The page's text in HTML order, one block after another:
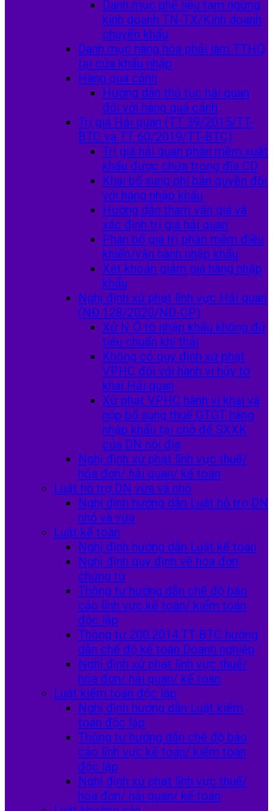
Danh mục phế liệu tạm ngừng
kinh doanh TN-TX/Kinh doanh
chuyển khẩu
Danh mục hàng hóa phải làm TTHQ
tại cửa khẩu nhập
Hàng quá cảnh
Hướng dẫn thủ tục hải quan
đối với hàng quá cảnh
Trị giá Hải quan (TT 39/2015/TT-
BTC và TT 60/2019/TT-BTC)
Trị giá hải quan phần mềm xuất
khẩu được chứa trong đĩa CD
Khai bổ sung phí bản quyền đối
với hàng nhập khẩu
Hướng dẫn tham vấn giá và
xác định trị giá hải quan
Phân bổ giá trị phần mềm điều
khiển/vận hành nhập khẩu
Xét khoản giảm giá hàng nhập
khẩu
Nghị định xử phạt lĩnh vực Hải quan
(NĐ 128/2020/NĐ-CP)
Xử lý Ô tô nhập khẩu không đủ
tiêu chuẩn khí thải
Không có quy định xử phạt
VPHC đối với hành vi hủy tờ
khai Hải quan
Xử phạt VPHC hành vi khai và
nộp bổ sung thuế GTGT hàng
nhập khẩu tại chỗ để SXXK
của DN nội địa
Nghị định xử phạt lĩnh vực thuế/
hóa đơn/ hải quan/ kế toán
Luật hỗ trợ DN vừa và nhỏ
Nghị định hướng dẫn Luật hỗ trợ DN
nhỏ và vừa
Luật kế toán
Nghị định hướng dẫn Luật kế toán
Nghị định quy định về hóa đơn
chứng từ
Thông tư hướng dẫn chế độ báo
cáo lĩnh vực kế toán/ kiểm toán
độc lập
Thông tư 200.2014.TT-BTC hướng
dẫn chế độ kế toán Doanh nghiệp
Nghị định xử phạt lĩnh vực thuế/
hóa đơn/ hải quan/ kế toán
Luật kiểm toán độc lập
Nghị định hướng dẫn Luật kiểm
toán độc lập
Thông tư hướng dẫn chế độ báo
cáo lĩnh vực kế toán/ kiểm toán
độc lập
Nghị định xử phạt lĩnh vực thuế/
hóa đơn/ hải quan/ kế toán